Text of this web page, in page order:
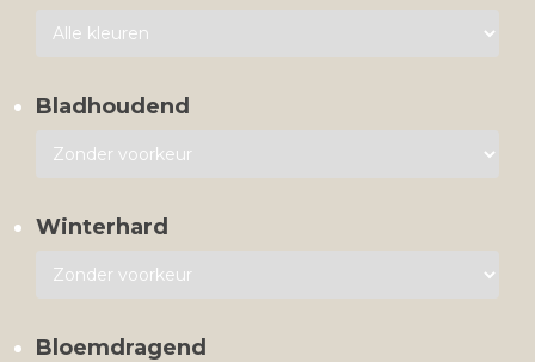
Bladhoudend
Winterhard
Bloemdragend